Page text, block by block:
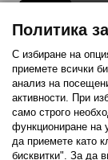
FacebookTwitter
Политика
С избиране на
приемете всички
анализ на
активности. При
само строго
функциониране на
да приемете като
бисквитки". За да